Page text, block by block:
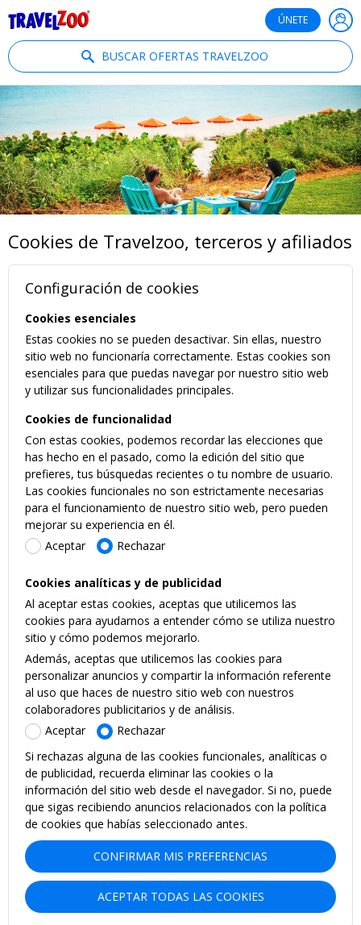
ÚNETE
BUSCAR OFERTAS TRAVELZOO
Cookies de Travelzoo, terceros y afiliados
Configuración de cookies
Cookies esenciales
Estas cookies no se pueden desactivar. Sin ellas, nuestro
sitio web no funcionaría correctamente. Estas cookies son
esenciales para que puedas navegar por nuestro sitio web
y utilizar sus funcionalidades principales.
Cookies de funcionalidad
Con estas cookies, podemos recordar las elecciones que
has hecho en el pasado, como la edición del sitio que
prefieres, tus búsquedas recientes o tu nombre de usuario.
Las cookies funcionales no son estrictamente necesarias
para el funcionamiento de nuestro sitio web, pero pueden
mejorar su experiencia en él.
Aceptar
Rechazar
Cookies analíticas y de publicidad
Al aceptar estas cookies, aceptas que utilicemos las
cookies para ayudarnos a entender cómo se utiliza nuestro
sitio y cómo podemos mejorarlo.
Además, aceptas que utilicemos las cookies para
personalizar anuncios y compartir la información referente
al uso que haces de nuestro sitio web con nuestros
colaboradores publicitarios y de análisis.
Aceptar
Rechazar
Si rechazas alguna de las cookies funcionales, analíticas o
de publicidad, recuerda eliminar las cookies o la
información del sitio web desde el navegador. Si no, puede
que sigas recibiendo anuncios relacionados con la política
de cookies que habías seleccionado antes.
CONFIRMAR MIS PREFERENCIAS
ACEPTAR TODAS LAS COOKIES